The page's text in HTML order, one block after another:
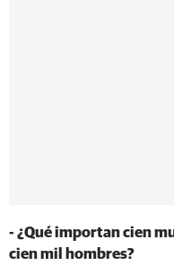
- ¿Qué importan cien
cien mil hombres?